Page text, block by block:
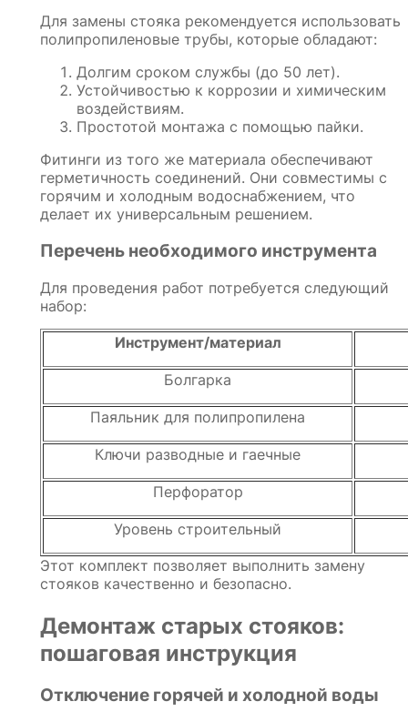
Для замены стояка рекомендуется использовать
полипропиленовые трубы, которые обладают:
Долгим сроком службы (до 50 лет).
Устойчивостью к коррозии и химическим
воздействиям.
Простотой монтажа с помощью пайки.
Фитинги из того же материала обеспечивают
герметичность соединений. Они совместимы с
горячим и холодным водоснабжением, что
делает их универсальным решением.
Перечень необходимого инструмента
Для проведения работ потребуется следующий
набор:
Инструмент/материал
Болгарка
Паяльник для полипропилена
Ключи разводные и гаечные
Перфоратор
Уровень строительный
Этот комплект позволяет выполнить замену
стояков качественно и безопасно.
Демонтаж старых стояков:
пошаговая инструкция
Отключение горячей и холодной воды